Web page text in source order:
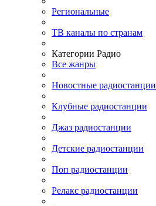
Региональные
ТВ каналы по странам
Категории Радио
Все жанры
Новостные радиостанции
Клубные радиостанции
Джаз радиостанции
Детские радиостанции
Поп радиостанции
Релакс радиостанции